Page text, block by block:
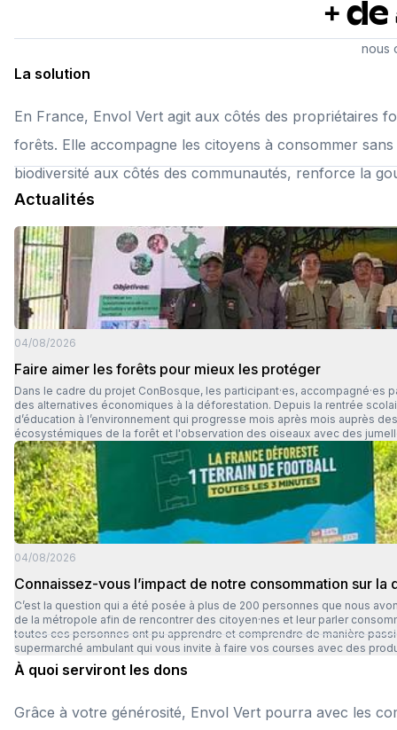
+
nous
La solution
En France, Envol Vert agit aux côtés des propriétaires
forêts. Elle accompagne les citoyens à consommer
biodiversité aux côtés des communautés, renforce la
Actualités
04/08/2026
Faire aimer les forêts pour mieux les protéger
Dans le cadre du projet ConBosque, les participant·es,
des alternatives économiques à la déforestation. Depuis la rentrée
d’éducation à l’environnement qui progresse mois après mois auprès des élèves du primaire et du secondaire.
écosystémiques de la forêt et l'observation des oiseaux avec des jumelles. En juin, une nouvelle sortie sur le terrain a permis aux participant.es d’identifier les arbres et
médicinales du territoire, en consignant leurs découvertes dans des
environnementale, notamment les mythes amazoniens, la
artistique, des séances de contes et des promenades ponctuées de
04/08/2026
Connaissez-vous l’impact de notre consommation sur la
C’est la question qui a été posée à plus de 200 personnes que nous avons sensibilisées depuis le
de la métropole afin de rencontrer des citoyen·nes et leur parler consommation, produits du
toutes ces personnes ont pu apprendre et comprendre de manière passionnante, l’impact de
supermarché ambulant qui vous invite à faire vos courses avec des
(aucun risque de déforestation) à D (fort risque de déforestation), incitant à une prise de conscience
prochainement sur des applications de scan de produits.
À quoi serviront les dons
Grâce à votre générosité, Envol Vert pourra avec les